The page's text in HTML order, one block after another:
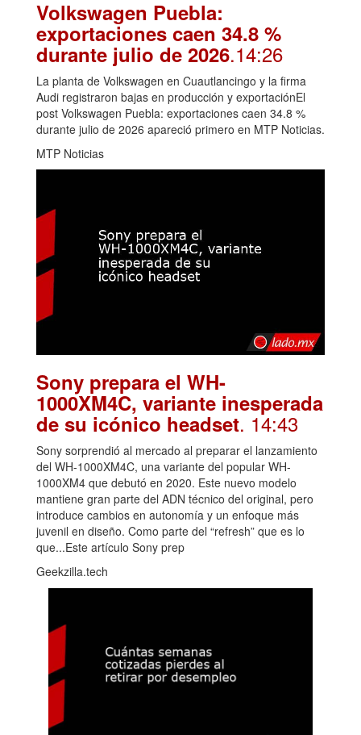
Volkswagen Puebla:
exportaciones caen 34.8 %
durante julio de 2026.14:26
La planta de Volkswagen en Cuautlancingo y la firma
Audi registraron bajas en producción y exportaciónEl
post Volkswagen Puebla: exportaciones caen 34.8 %
durante julio de 2026 apareció primero en MTP Noticias.
MTP Noticias
Sony prepara el WH-
1000XM4C, variante inesperada
de su icónico headset. 14:43
Sony sorprendió al mercado al preparar el lanzamiento
del WH-1000XM4C, una variante del popular WH-
1000XM4 que debutó en 2020. Este nuevo modelo
mantiene gran parte del ADN técnico del original, pero
introduce cambios en autonomía y un enfoque más
juvenil en diseño. Como parte del “refresh” que es lo
que...Este artículo Sony prep
Geekzilla.tech